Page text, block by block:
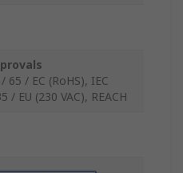
65 / EC (RoHS), IEC
/ EU (230 VAC), REACH